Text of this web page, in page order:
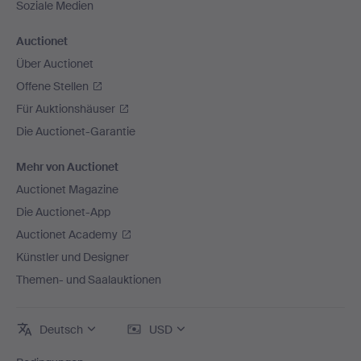
Soziale Medien
Auctionet
Über Auctionet
Offene Stellen
Für Auktionshäuser
Die Auctionet-Garantie
Mehr von Auctionet
Auctionet Magazine
Die Auctionet-App
Auctionet Academy
Künstler und Designer
Themen- und Saalauktionen
Deutsch USD